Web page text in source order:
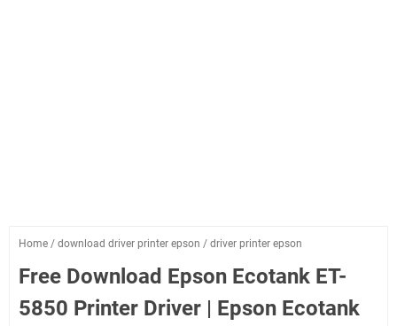
Home / download driver printer epson / driver printer epson
Free Download Epson Ecotank ET-
5850 Printer Driver | Epson Ecotank